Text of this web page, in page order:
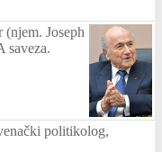
(njem. Joseph
saveza.
politikolog,